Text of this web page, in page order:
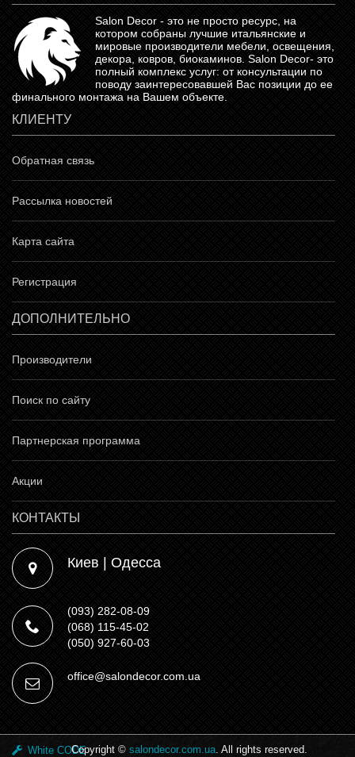
Salon Decor - это не просто ресурс, на
котором собраны лучшие итальянские и
мировые производители мебели, освещения,
декора, ковров, биокаминов. Salon Decor- это
полный комплекс услуг: от консультации по
поводу заинтересовавшей Вас позиции до ее
финального монтажа на Вашем объекте.
КЛИЕНТУ
Обратная связь
Рассылка новостей
Карта сайта
Регистрация
ДОПОЛНИТЕЛЬНО
Производители
Поиск по сайту
Партнерская программа
Акции
КОНТАКТЫ
Киев | Одесса
(093) 282-08-09
(068) 115-45-02
(050) 927-60-03
office@salondecor.com.ua
White CODECopyright © salondecor.com.ua. All rights reserved.